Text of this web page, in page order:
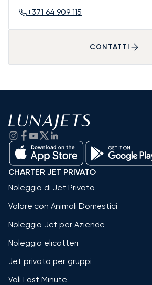
+371 64 909 115
CONTATTI
CHARTER JET PRIVATO
Noleggio di Jet Privato
Volare con Animali Domestici
Noleggio Jet per Aziende
Noleggio elicotteri
Jet privato per gruppi
Voli Last Minute